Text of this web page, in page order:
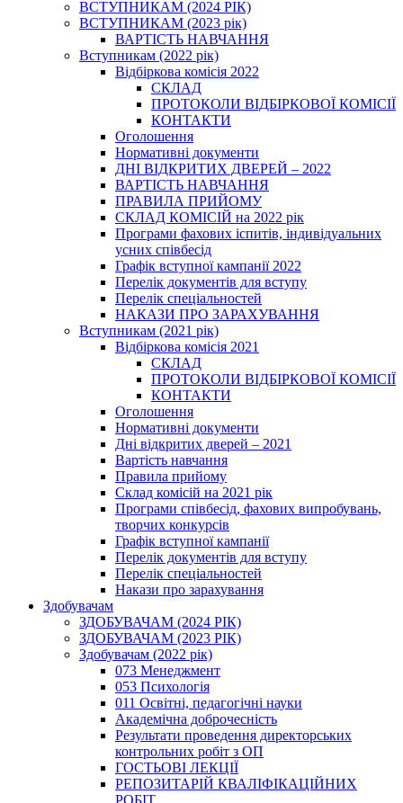
ВСТУПНИКАМ (2024 РІК)
ВСТУПНИКАМ (2023 рік)
ВАРТІСТЬ НАВЧАННЯ
Вступникам (2022 рік)
Відбіркова комісія 2022
СКЛАД
ПРОТОКОЛИ ВІДБІРКОВОЇ КОМІСІЇ
КОНТАКТИ
Оголошення
Нормативні документи
ДНІ ВІДКРИТИХ ДВЕРЕЙ – 2022
ВАРТІСТЬ НАВЧАННЯ
ПРАВИЛА ПРИЙОМУ
СКЛАД КОМІСІЙ на 2022 рік
Програми фахових іспитів, індивідуальних
усних співбесід
Графік вступної кампанії 2022
Перелік документів для вступу
Перелік спеціальностей
НАКАЗИ ПРО ЗАРАХУВАННЯ
Вступникам (2021 рік)
Відбіркова комісія 2021
СКЛАД
ПРОТОКОЛИ ВІДБІРКОВОЇ КОМІСІЇ
КОНТАКТИ
Оголошення
Нормативні документи
Дні відкритих дверей – 2021
Вартість навчання
Правила прийому
Склад комісій на 2021 рік
Програми співбесід, фахових випробувань,
творчих конкурсів
Графік вступної кампанії
Перелік документів для вступу
Перелік спеціальностей
Накази про зарахування
Здобувачам
ЗДОБУВАЧАМ (2024 РІК)
ЗДОБУВАЧАМ (2023 РІК)
Здобувачам (2022 рік)
073 Менеджмент
053 Психологія
011 Освітні, педагогічні науки
Академічна доброчесність
Результати проведення директорських
контрольних робіт з ОП
ГОСТЬОВІ ЛЕКЦІЇ
РЕПОЗИТАРІЙ КВАЛІФІКАЦІЙНИХ
РОБІТ